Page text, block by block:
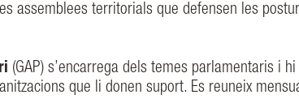
assemblees territorials que defensen les
(GAP) s’encarrega dels temes parlamentaris i
que li donen suport. Es reuneix